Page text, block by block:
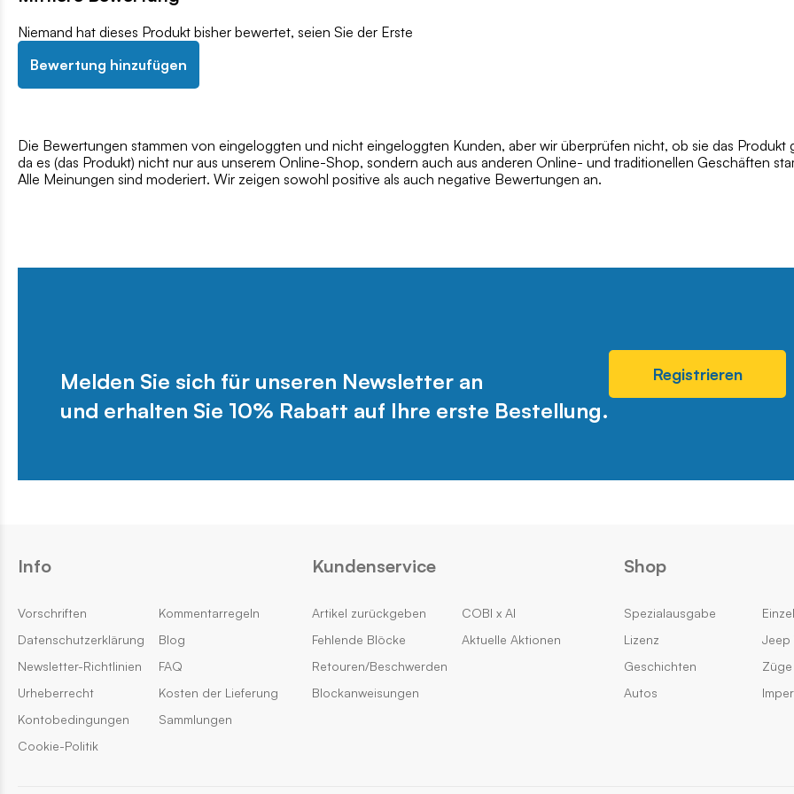
Niemand hat dieses Produkt bisher bewertet, seien Sie der Erste
Bewertung hinzufügen
Die Bewertungen stammen von eingeloggten und nicht eingeloggten Kunden, aber wir überprüfen nicht, ob sie das Produkt
da es (das Produkt) nicht nur aus unserem Online-Shop, sondern auch aus anderen Online- und traditionellen Geschäften
Alle Meinungen sind moderiert. Wir zeigen sowohl positive als auch negative Bewertungen an.
Melden Sie sich für unseren Newsletter an
und erhalten Sie 10% Rabatt auf Ihre erste Bestellung.
Registrieren
Info
Vorschriften
Datenschutzerklärung
Newsletter-Richtlinien
Urheberrecht
Kontobedingungen
Cookie-Politik
Kommentarregeln
Blog
FAQ
Kosten der Lieferung
Sammlungen
Kundenservice
Artikel zurückgeben
Fehlende Blöcke
Retouren/Beschwerden
Blockanweisungen
COBI x AI
Aktuelle Aktionen
Shop
Spezialausgabe
Lizenz
Geschichten
Autos
Jeep
Züge